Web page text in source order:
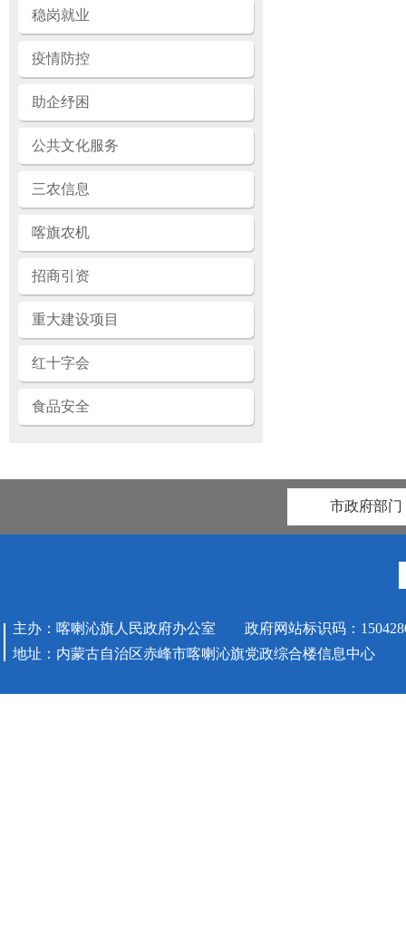
稳岗就业
疫情防控
助企纾困
公共文化服务
三农信息
喀旗农机
招商引资
重大建设项目
红十字会
食品安全
市政府部门
主办：喀喇沁旗人民政府办公室 政府网站标识码：
地址：内蒙古自治区赤峰市喀喇沁旗党政综合楼信息中心